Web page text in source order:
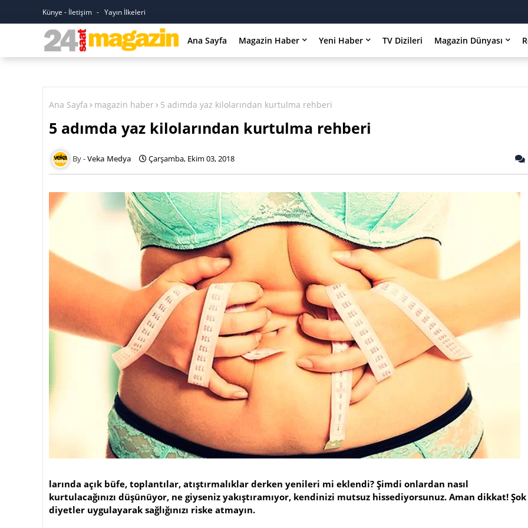
Künye - İletişim Yayın İlkeleri
Ana Sayfa Magazin Haber Yeni Haber TV Dizileri Magazin Dünyası
Ana Sayfa magazin haber 5 adımda yaz kilolarından kurtulma rehberi
5 adımda yaz kilolarından kurtulma rehberi
Veka Medya Çarşamba, Ekim 03, 2018
larında açık büfe, toplantılar, atıştırmalıklar derken yenileri mi eklendi? Şimdi onlardan nasıl
kurtulacağınızı düşünüyor, ne giyseniz yakıştıramıyor, kendinizi mutsuz hissediyorsunuz. Aman dikkat! Şok
diyetler uygulayarak sağlığınızı riske atmayın.